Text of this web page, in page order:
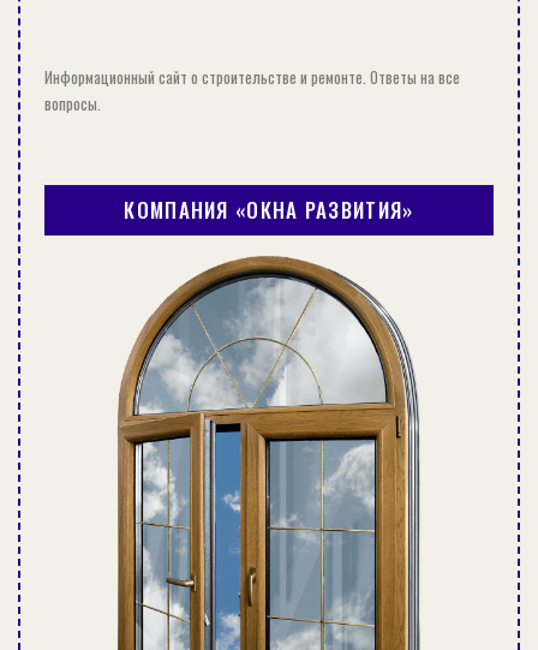
Информационный сайт о строительстве и ремонте. Ответы на все
вопросы.
КОМПАНИЯ «ОКНА РАЗВИТИЯ»